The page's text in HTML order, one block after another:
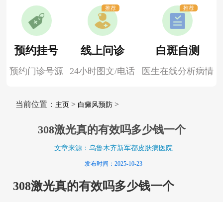
预约挂号
预约门诊号源
线上问诊
24小时图文/电话
推荐
白斑自测
医生在线分析病情
推荐
当前位置： 主页> 白癜风预防>
308激光真的有效吗多少钱一个
文章来源：乌鲁木齐新军都皮肤病医院
发布时间：2025-10-23
308激光真的有效吗多少钱一个